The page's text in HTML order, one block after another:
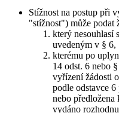
Stížnost na postup při
"stížnost") může podat
který nesouhlasí
uvedeným v § 6,
kterému po
14 odst. 6 nebo
vyřízení žádosti
podle odstavce
nebo předložena
vydáno